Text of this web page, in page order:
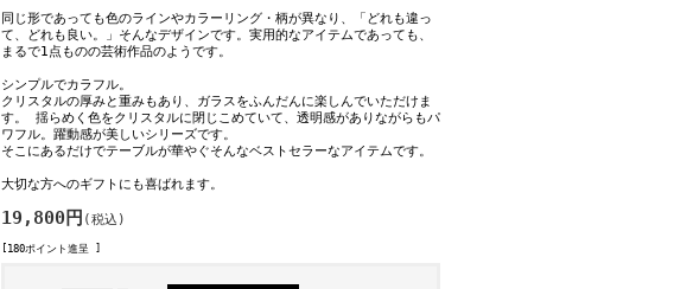
同じ形であっても色のラインやカラーリング・柄が異なり、「どれも違っ
て、どれも良い。」そんなデザインです。実用的なアイテムであっても、
まるで1点ものの芸術作品のようです。
シンプルでカラフル。
クリスタルの厚みと重みもあり、ガラスをふんだんに楽しんでいただけま
す。 揺らめく色をクリスタルに閉じこめていて、透明感がありながらもパ
ワフル。躍動感が美しいシリーズです。
そこにあるだけでテーブルが華やぐそんなベストセラーなアイテムです。
大切な方へのギフトにも喜ばれます。
19,800円 (税込)
[180ポイント進呈 ]